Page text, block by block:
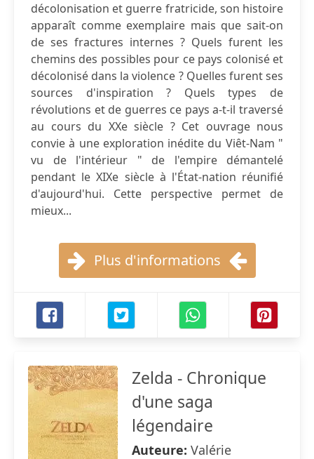
décolonisation et guerre fratricide, son histoire
apparaît comme exemplaire mais que sait-on
de ses fractures internes ? Quels furent les
chemins des possibles pour ce pays colonisé et
décolonisé dans la violence ? Quelles furent ses
sources d'inspiration ? Quels types de
révolutions et de guerres ce pays a-t-il traversé
au cours du XXe siècle ? Cet ouvrage nous
convie à une exploration inédite du Viêt-Nam "
vu de l'intérieur " de l'empire démantelé
pendant le XIXe siècle à l'État-nation réunifié
d'aujourd'hui. Cette perspective permet de
mieux...
Plus d'informations
Zelda - Chronique
d'une saga
légendaire
Auteure: Valérie